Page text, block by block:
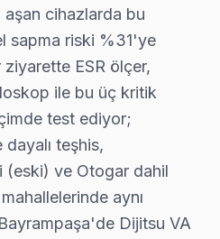
serisine göre farklılık arz
Servisi: Fabrika
elektronik tüketiminde
6 ay garanti, orijinal
- TV Tamiri
ya da Bayrampaşa'ın
aşan cihazlarda bu
sapma riski %31'ye
ziyarette ESR ölçer,
ile bu üç kritik
test ediyor;
teşhis,
(eski) ve Otogar dahil
aynı
Dijitsu VA